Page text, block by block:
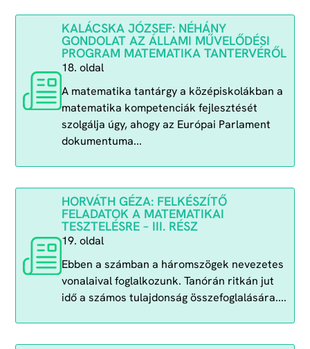
KALÁCSKA JÓZSEF: NÉHÁNY
GONDOLAT AZ ÁLLAMI MŰVELŐDÉSI
PROGRAM MATEMATIKA TANTERVÉRŐL
18. oldal
A matematika tantárgy a középiskolákban a
matematika kompetenciák fejlesztését
szolgálja úgy, ahogy az Európai Parlament
dokumentuma...
HORVÁTH GÉZA: FELKÉSZÍTŐ
FELADATOK A MATEMATIKAI
TESZTELÉSRE – III. RÉSZ
19. oldal
Ebben a számban a háromszögek nevezetes
vonalaival foglalkozunk. Tanórán ritkán jut
idő a számos tulajdonság összefoglalására....